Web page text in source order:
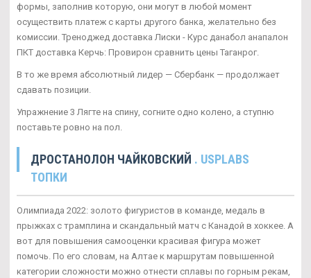
формы, заполнив которую, они могут в любой момент
осуществить платеж с карты другого банка, желательно без
комиссии. Треноджед доставка Лиски - Курс данабол анапалон
ПКТ доставка Керчь: Провирон сравнить цены Таганрог.
В то же время абсолютный лидер — Сбербанк — продолжает
сдавать позиции.
Упражнение 3 Лягте на спину, согните одно колено, а ступню
поставьте ровно на пол.
ДРОСТАНОЛОН ЧАЙКОВСКИЙ . USPLABS
ТОПКИ
Олимпиада 2022: золото фигуристов в команде, медаль в
прыжках с трамплина и скандальный матч с Канадой в хоккее. А
вот для повышения самооценки красивая фигура может
помочь. По его словам, на Алтае к маршрутам повышенной
категории сложности можно отнести сплавы по горным рекам,